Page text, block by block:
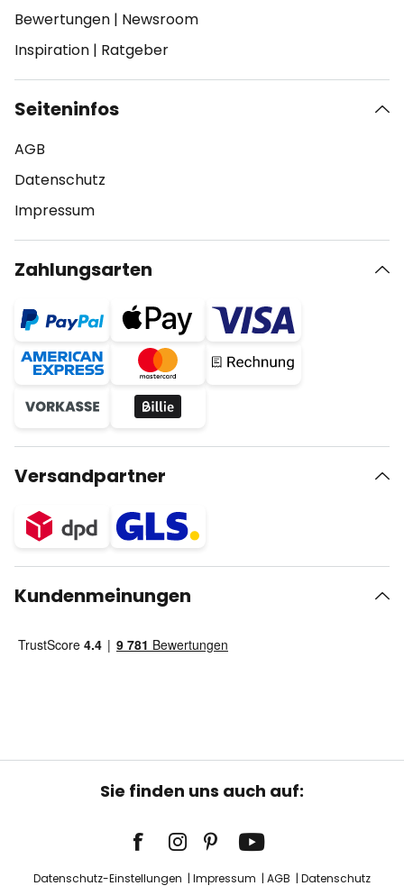
Bewertungen | Newsroom
Inspiration | Ratgeber
Seiteninfos
AGB
Datenschutz
Impressum
Zahlungsarten
Versandpartner
Kundenmeinungen
Sie finden uns auch auf:
Datenschutz-Einstellungen Impressum AGB Datenschutz